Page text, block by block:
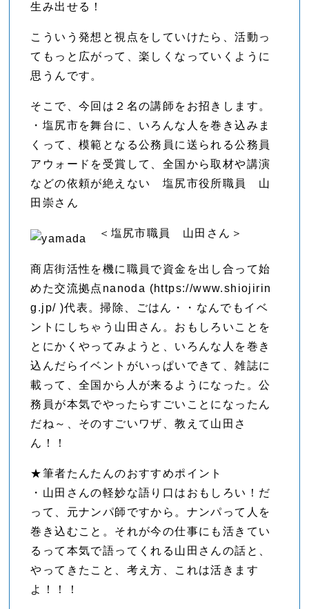
生み出せる！
こういう発想と視点をしていけたら、活動っ
てもっと広がって、楽しくなっていくように
思うんです。
そこで、今回は２名の講師をお招きします。
・塩尻市を舞台に、いろんな人を巻き込みま
くって、模範となる公務員に送られる公務員
アウォードを受賞して、全国から取材や講演
などの依頼が絶えない 塩尻市役所職員 山
田崇さん
＜塩尻市職員 山田さん＞
商店街活性を機に職員で資金を出し合って始
めた交流拠点nanoda (https://www.shiojirin
g.jp/ )代表。掃除、ごはん・・なんでもイベ
ントにしちゃう山田さん。おもしろいことを
とにかくやってみようと、いろんな人を巻き
込んだらイベントがいっぱいできて、雑誌に
載って、全国から人が来るようになった。公
務員が本気でやったらすごいことになったん
だね～、そのすごいワザ、教えて山田さ
ん！！
★筆者たんたんのおすすめポイント
・山田さんの軽妙な語り口はおもしろい！だ
って、元ナンパ師ですから。ナンパって人を
巻き込むこと。それが今の仕事にも活きてい
るって本気で語ってくれる山田さんの話と、
やってきたこと、考え方、これは活きます
よ！！！